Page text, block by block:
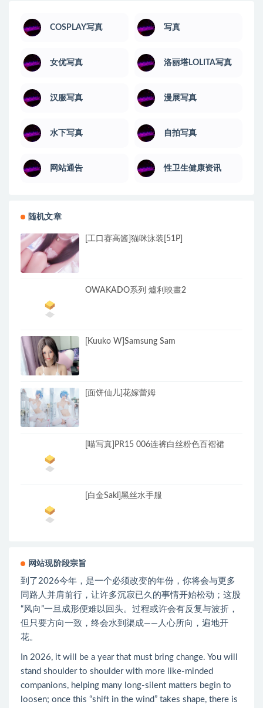
COSPLAY写真 写真
女优写真 洛丽塔LOLITA写真
汉服写真 漫展写真
水下写真 自拍写真
网站通告 性卫生健康资讯
随机文章
[工口赛高酱]猫咪泳装[51P]
OWAKADO系列 爐利映畫2
[Kuuko W]Samsung Sam
[面饼仙儿]花嫁蕾姆
[喵写真]PR15 006连裤白丝粉色百褶裙
[白金Saki]黑丝水手服
网站现阶段宗旨
到了2026今年，是一个必须改变的年份，你将会与更多
同路人并肩前行，让许多沉寂已久的事情开始松动；这股
“风向”一旦成形便难以回头。过程或许会有反复与波折，
但只要方向一致，终会水到渠成——人心所向，遍地开
花。
In 2026, it will be a year that must bring change. You will
stand shoulder to shoulder with more like-minded
companions, helping many long-silent matters begin to
loosen; once this “shift in the wind” takes shape, there is